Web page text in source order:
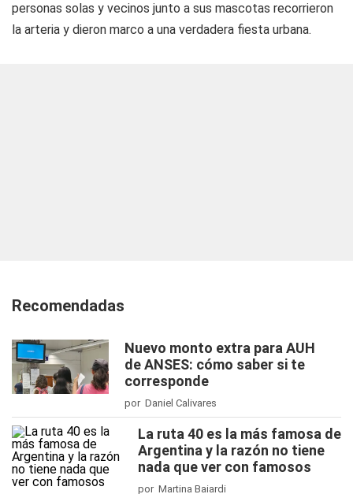
personas solas y vecinos junto a sus mascotas recorrieron
la arteria y dieron marco a una verdadera fiesta urbana.
Recomendadas
Nuevo monto extra para AUH
de ANSES: cómo saber si te
corresponde
por Daniel Calivares
La ruta 40 es la más famosa de
Argentina y la razón no tiene
nada que ver con famosos
por Martina Baiardi